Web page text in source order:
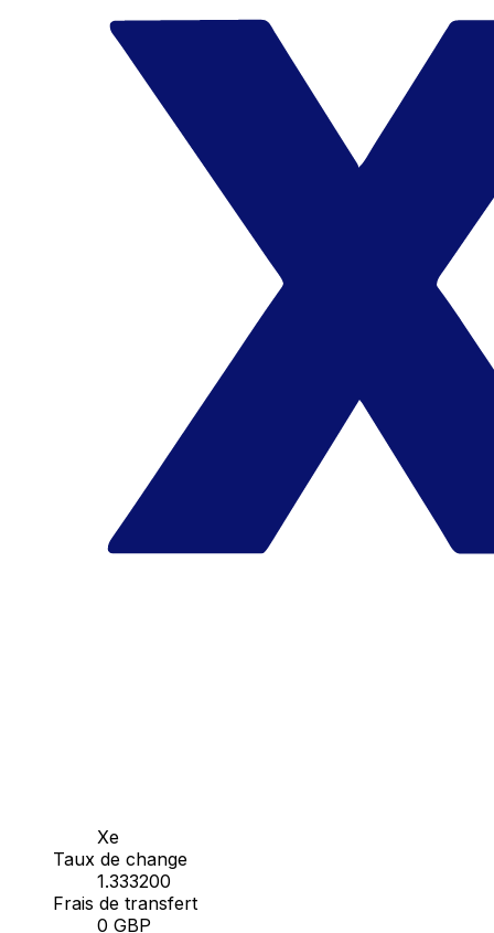
Xe
Taux de change
1.333200
Frais de transfert
0 GBP